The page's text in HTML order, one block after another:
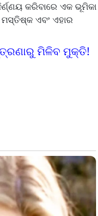
କରିବାରେ ଏକ ଭୂମିକା
ଏବଂ ଏହାର
ମିଳିବ ମୁକ୍ତି!